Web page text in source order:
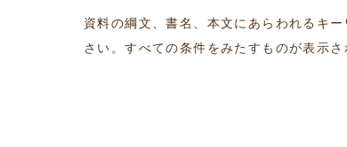
資料の綱文、書名、本文にあらわれるキ
さい。すべての条件をみたすものが表示さ